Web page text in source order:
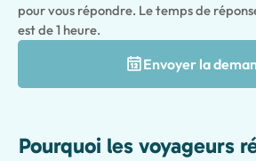
pour vous répondre. Le temps de
est de 1 heure.
Envoyer la
Features
Pourquoi les voyageurs